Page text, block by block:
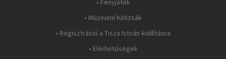
• Fényjáték
• Múzeumi hátizsák
• Regisztráció a Tisza István-kiállításra
• Elérhetőségek